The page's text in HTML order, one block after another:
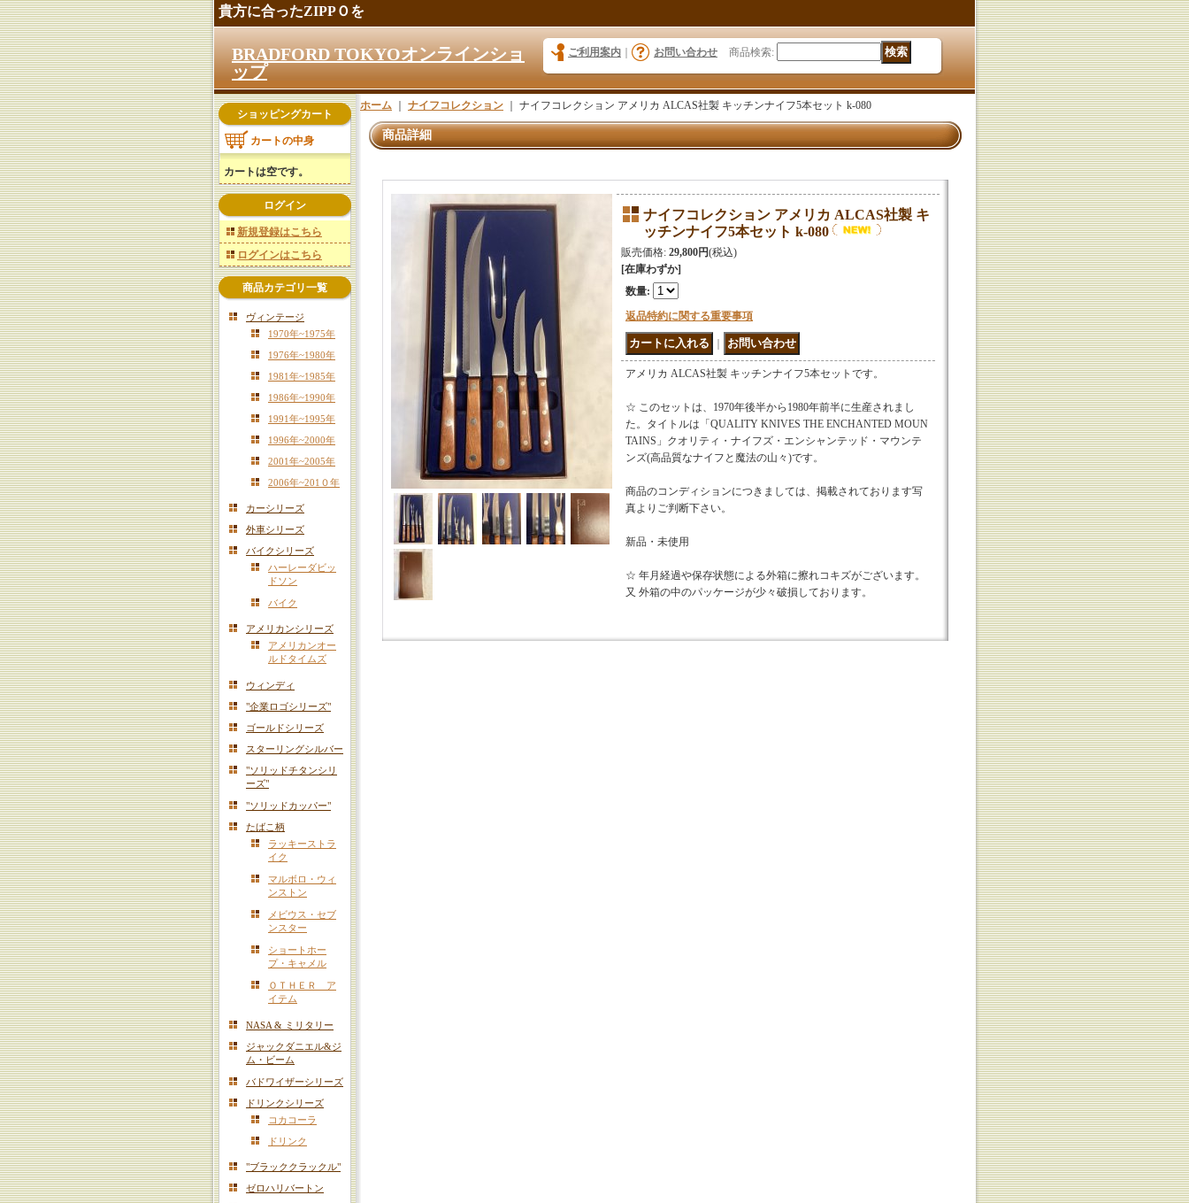
貴方に合ったZIPPＯを
BRADFORD TOKYOオンラインショ
ップ
ご利用案内 お問い合わせ 商品検索:
ショッピングカート
カートの中身
カートは空です。
ログイン
新規登録はこちら
ログインはこちら
商品カテゴリ一覧
ヴィンテージ
1970年~1975年
1976年~1980年
1981年~1985年
1986年~1990年
1991年~1995年
1996年~2000年
2001年~2005年
2006年~201０年
カーシリーズ
外車シリーズ
バイクシリーズ
ハーレーダビッ
ドソン
バイク
アメリカンシリーズ
アメリカンオー
ルドタイムズ
ウィンディ
"企業ロゴシリーズ"
ゴールドシリーズ
スターリングシルバー
"ソリッドチタンシリ
ーズ"
"ソリッドカッパー"
たばこ柄
ラッキーストラ
イク
マルボロ・ウィ
ンストン
メビウス・セブ
ンスター
ショートホー
プ・キャメル
ＯＴＨＥＲ ア
イテム
NASA & ミリタリー
ジャックダニエル&ジ
ム・ビーム
バドワイザーシリーズ
ドリンクシリーズ
コカコーラ
ドリンク
"ブラッククラックル"
ゼロハリバートン
ホーム ナイフコレクション ナイフコレクション アメリカ ALCAS社製 キッチンナイフ5本セット k-080
商品詳細
ナイフコレクション アメリカ ALCAS社製 キ
ッチンナイフ5本セット k-080
販売価格: 29,800円(税込)
[在庫わずか]
数量:
返品特約に関する重要事項
アメリカ ALCAS社製 キッチンナイフ5本セットです。
☆ このセットは、1970年後半から1980年前半に生産されまし
た。タイトルは「QUALITY KNIVES THE ENCHANTED MOUN
TAINS」クオリティ・ナイフズ・エンシャンテッド・マウンテ
ンズ(高品質なナイフと魔法の山々)です。
商品のコンディションにつきましては、掲載されております写
真よりご判断下さい。
新品・未使用
☆ 年月経過や保存状態による外箱に擦れコキズがございます。
又 外箱の中のパッケージが少々破損しております。